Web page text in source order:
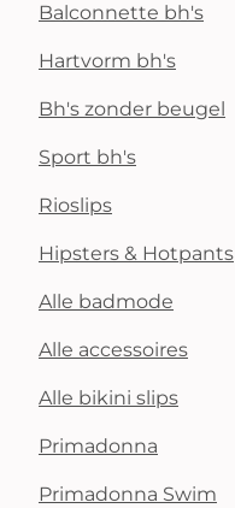
Balconnette bh's
Hartvorm bh's
Bh's zonder beugel
Sport bh's
Rioslips
Hipsters & Hotpants
Alle badmode
Alle accessoires
Alle bikini slips
Primadonna
Primadonna Swim